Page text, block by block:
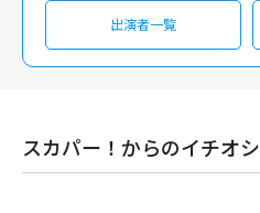
出演者一覧
スカパー！からのイチオシ